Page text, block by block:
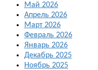
Май 2026
Апрель 2026
Март 2026
Февраль 2026
Январь 2026
Декабрь 2025
Ноябрь 2025